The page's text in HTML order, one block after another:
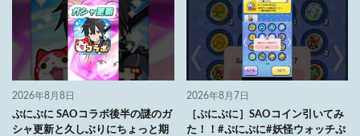
2026年8月8日
ぷにぷに SAOコラボ後半の謎のガ
シャ更新と久しぶりにちょっと期
2026年8月7日
［ぷにぷに］SAOコイン引いてみ
た！！#ぷにぷに#妖怪ウォッチぷ